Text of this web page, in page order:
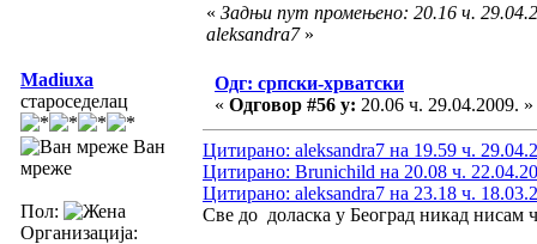
« Задњи пут промењено: 20.16 ч.
aleksandra7»
Madiuxa
староседелац
Ван
мреже
Пол:
Организација:
Одг: српски-хрватски
« Одговор #56 у: 20.06 ч. 29.04.2009. »
Цитирано: aleksandra7 на 19.59 ч.
Цитирано: Brunichild на 20.08 ч.
Цитирано: aleksandra7 на 23.18 ч.
Све до доласка у Београд никад нисам